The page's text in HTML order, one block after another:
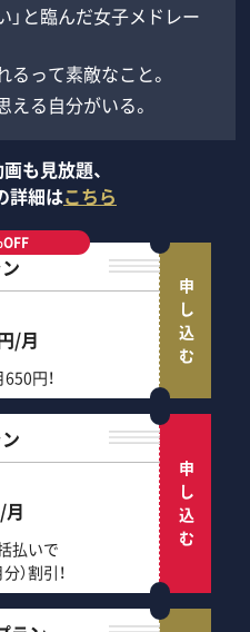
」と臨んだ女子メドレー
るって素敵なこと。
る自分がいる。
も見放題、
詳細はこちら
/月
円！
申し込む
月
払いで
）割引！
申し込む